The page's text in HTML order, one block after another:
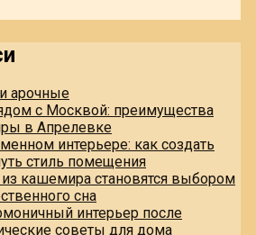
арочные
с Москвой: преимущества
в Апрелевке
интерьере: как создать
стиль помещения
кашемира становятся выбором
сна
интерьер после
советы для дома